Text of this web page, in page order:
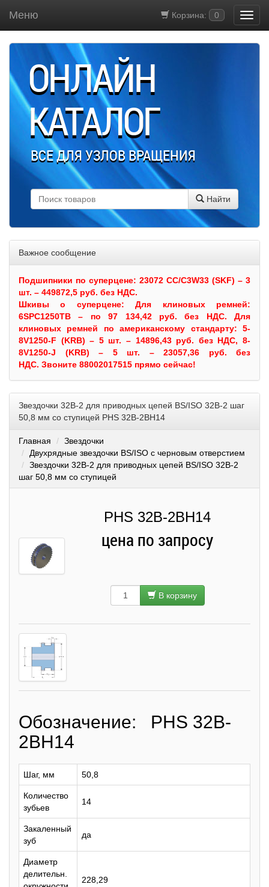
Корзина: 0
Меню
ОНЛАЙН
КАТАЛОГ
ВСЕ ДЛЯ УЗЛОВ ВРАЩЕНИЯ
Найти
Важное сообщение
Подшипники по суперцене: 23072 CC/C3W33 (SKF) – 3
шт. – 449872,5 руб. без НДС.
Шкивыо суперцене:Для клиновых ремней:
6SPC1250TB – по 97 134,42 руб. без НДС. Для
клиновых ремней по американскому стандарту: 5-
8V1250-F (KRB) – 5 шт. – 14896,43 руб. без НДС, 8-
8V1250-J (KRB) – 5 шт. – 23057,36 руб. без
НДС. Звоните 88002017515 прямо сейчас!
Звездочки 32B-2 для приводных цепей BS/ISO 32B-2 шаг
50,8 мм со ступицей PHS 32B-2BH14
Главная
Звездочки
Двухрядные звездочки BS/ISO с черновым отверстием
Звездочки 32B-2 для приводных цепей BS/ISO 32B-2
шаг 50,8 мм со ступицей
PHS 32B-2BH14
цена по запросу
В корзину
Обозначение: PHS 32B-
2BH14
Шаг, мм 50,8
Количество
зубьев
14
Закаленный
зуб
да
Диаметр
делительн.
228,29